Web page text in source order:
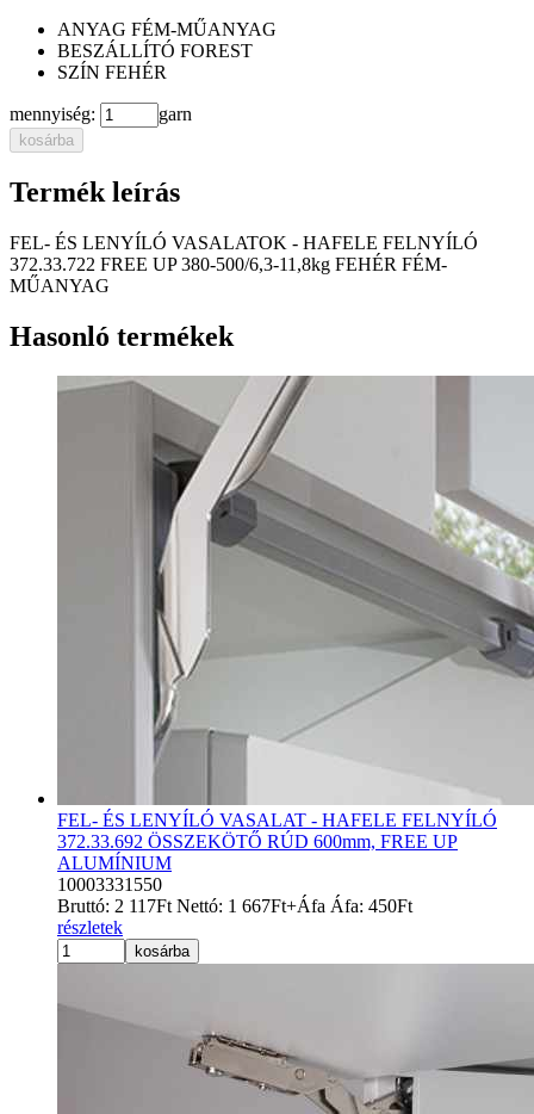
ANYAG FÉM-MŰANYAG
BESZÁLLÍTÓ FOREST
SZÍN FEHÉR
mennyiség: garn
kosárba
Termék leírás
FEL- ÉS LENYÍLÓ VASALATOK - HAFELE FELNYÍLÓ
372.33.722 FREE UP 380-500/6,3-11,8kg FEHÉR FÉM-
MŰANYAG
Hasonló termékek
FEL- ÉS LENYÍLÓ VASALAT - HAFELE FELNYÍLÓ
372.33.692 ÖSSZEKÖTŐ RÚD 600mm, FREE UP
ALUMÍNIUM
10003331550
Bruttó: 2 117Ft Nettó: 1 667Ft+Áfa Áfa: 450Ft
részletek
kosárba